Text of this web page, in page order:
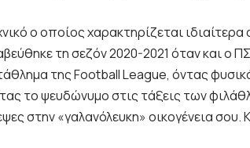
ο οποίος χαρακτηρίζεται
τη σεζόν 2020-2021 όταν και ο
της Football League, όντας
το ψευδώνυμο στις τάξεις των
στην «γαλανόλευκη» οικογένεια